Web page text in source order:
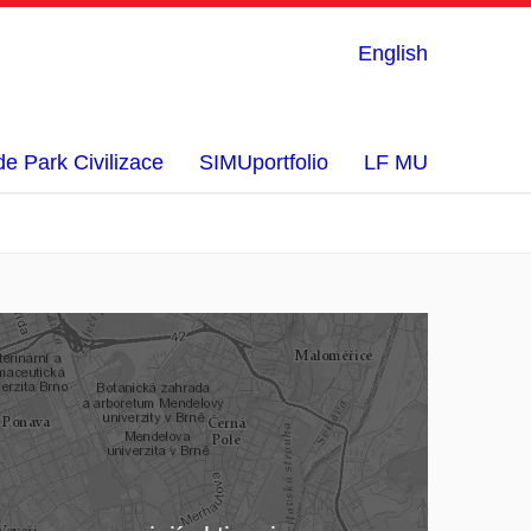
English
Park Civilizace SIMUportfolio LF MU